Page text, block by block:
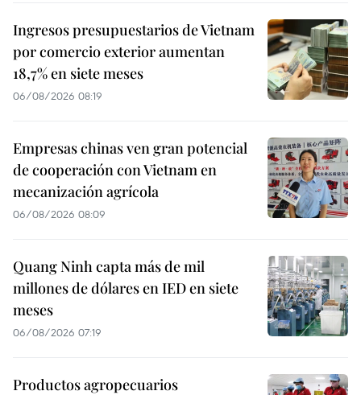
Ingresos presupuestarios de Vietnam
por comercio exterior aumentan
18,7% en siete meses
06/08/2026 08:19
Empresas chinas ven gran potencial
de cooperación con Vietnam en
mecanización agrícola
06/08/2026 08:09
Quang Ninh capta más de mil
millones de dólares en IED en siete
meses
06/08/2026 07:19
Productos agropecuarios